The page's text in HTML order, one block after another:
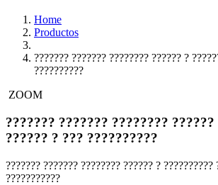
Home
Productos
??????? ??????? ???????? ?????? ?
??????????
ZOOM
??????? ??????? ????????
?????? ? ??? ??????????
??????? ??????? ???????? ?????? ? ??????????
???????????